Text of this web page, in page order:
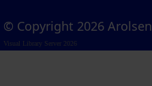
© Copyright 2026
Visual Library Server 2026